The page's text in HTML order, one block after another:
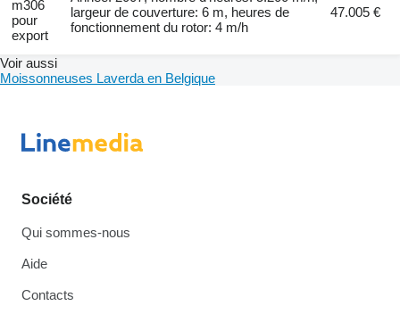
m306
pour
export
largeur de couverture: 6 m, heures de
fonctionnement du rotor: 4 m/h
47.005 €
Voir aussi
Moissonneuses Laverda en Belgique
Société
Qui sommes-nous
Aide
Contacts